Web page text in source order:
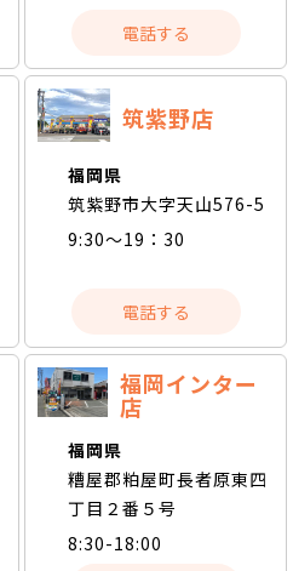
電話する
筑紫野店
福岡県
筑紫野市大字天山576-5
9:30～19：30
電話する
福岡インター
店
福岡県
糟屋郡粕屋町長者原東四
丁目２番５号
8:30-18:00